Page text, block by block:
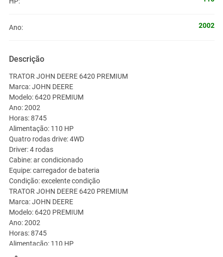
Ano: 2002
Descrição
TRATOR JOHN DEERE 6420 PREMIUM
Marca: JOHN DEERE
Modelo: 6420 PREMIUM
Ano: 2002
Horas: 8745
Alimentação: 110 HP
Quatro rodas drive: 4WD
Driver: 4 rodas
Cabine: ar condicionado
Equipe: carregador de bateria
Condição: excelente condição
TRATOR JOHN DEERE 6420 PREMIUM
Marca: JOHN DEERE
Modelo: 6420 PREMIUM
Ano: 2002
Horas: 8745
Alimentação: 110 HP
Quatro rodas drive: 4WD